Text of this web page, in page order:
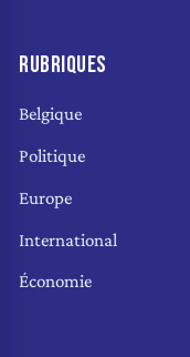
RUBRIQUES
Belgique
Politique
Europe
International
Économie